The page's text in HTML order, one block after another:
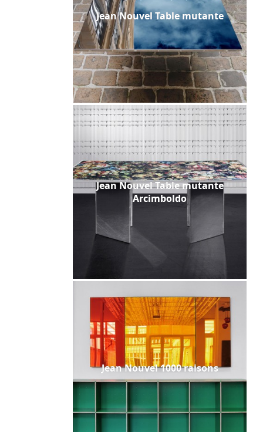
Jean Nouvel Table mutante
Jean Nouvel Table mutante
Arcimboldo
Jean Nouvel 1000 raisons